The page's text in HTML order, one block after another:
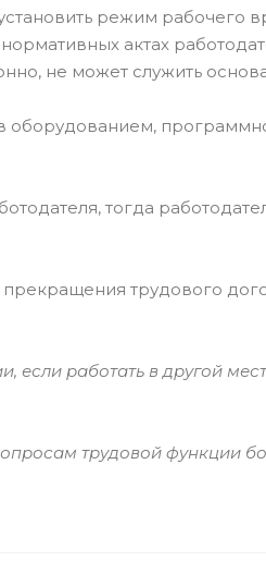
режим рабочего
актах
не может служить
оборудованием,
тогда
трудового
работать в другой
трудовой функции